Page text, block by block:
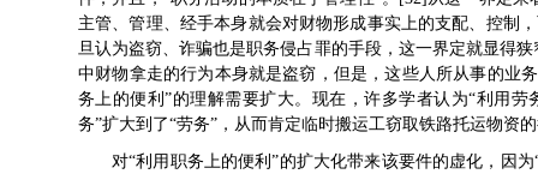
主管、管理、经手本身就会对财物形成事实上的支配、控制
旦认为盗窃、诈骗也是职务侵占罪的手段，这一界定就显得
中财物拿走的行为本身就是盗窃，但是，这些人所从事的业
务上的便利”的理解需要扩大。现在，许多学者认为“利用
务”扩大到了“劳务”，从而肯定临时搬运工窃取铁路托运物资
对“利用职务上的便利”的扩大化带来该要件的虚化，因